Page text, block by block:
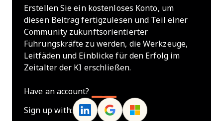
Erstellen Sie ein kostenloses Konto, um
diesen Beitrag fertigzulesen und Teil einer
Community zukunftsorientierter
Führungskräfte zu werden, die Werkzeuge,
Leitfäden und Einblicke für den Erfolg im
Zeitalter der KI erschließen.
Have an account?
Sign up with: